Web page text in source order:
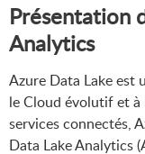
Présentation
Analytics
Azure Data Lake est
le Cloud évolutif et à
services connectés,
Data Lake Analytics